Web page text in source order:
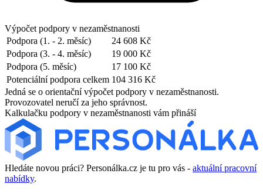
Výpočet podpory v nezaměstnanosti
Podpora (1. - 2. měsíc)
24 608 Kč
Podpora (3. - 4. měsíc)
19 000 Kč
Podpora (5. měsíc)
17 100 Kč
Potenciální podpora celkem 104 316 Kč
Jedná se o orientační výpočet podpory v nezaměstnanosti.
Provozovatel neručí za jeho správnost.
Kalkulačku podpory v nezaměstnanosti vám přináší
Hledáte novou práci? Personálka.cz je tu pro vás - aktuální pracovní
nabídky.